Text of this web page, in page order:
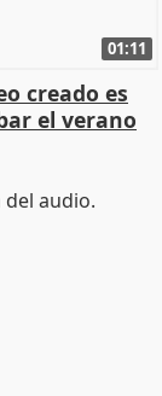
01:11
creado es
el verano